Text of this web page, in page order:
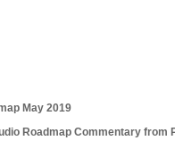
May 2019
Roadmap Commentary from